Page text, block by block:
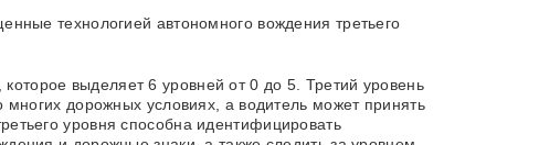
технологией автономного вождения третьего
выделяет 6 уровней от 0 до 5. Третий уровень
многих дорожных условиях, а водитель может принять
уровня способна идентифицировать